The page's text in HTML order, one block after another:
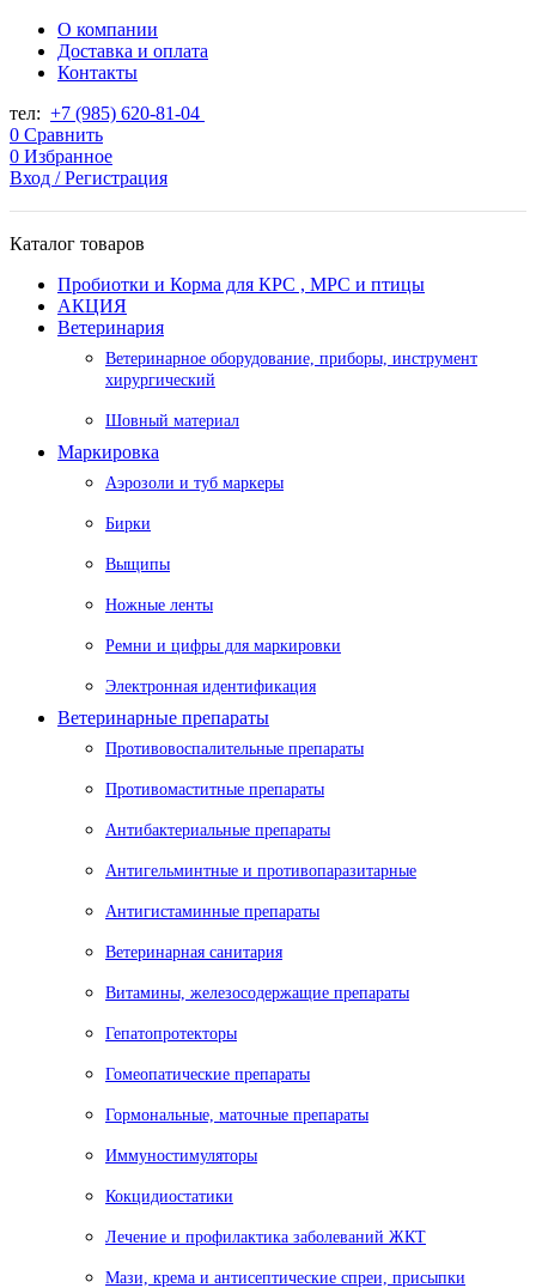
О компании
Доставка и оплата
Контакты
тел: +7 (985) 620-81-04
0 Сравнить
0 Избранное
Вход / Регистрация
Каталог товаров
Пробиотки и Корма для КРС , МРС и птицы
АКЦИЯ
Ветеринария
Ветеринарное оборудование, приборы, инструмент
хирургический
Шовный материал
Маркировка
Аэрозоли и туб маркеры
Бирки
Выщипы
Ножные ленты
Ремни и цифры для маркировки
Электронная идентификация
Ветеринарные препараты
Противовоспалительные препараты
Противомаститные препараты
Антибактериальные препараты
Антигельминтные и противопаразитарные
Антигистаминные препараты
Ветеринарная санитария
Витамины, железосодержащие препараты
Гепатопротекторы
Гомеопатические препараты
Гормональные, маточные препараты
Иммуностимуляторы
Кокцидиостатики
Лечение и профилактика заболеваний ЖКТ
Мази, крема и антисептические спреи, присыпки